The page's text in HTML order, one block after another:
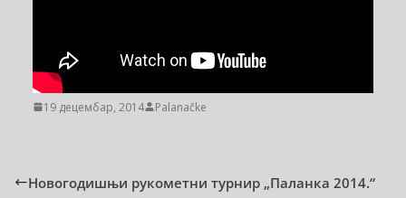
19 децембар, 2014 Palanačke
Новогодишњи рукометни турнир „Паланка 2014.“